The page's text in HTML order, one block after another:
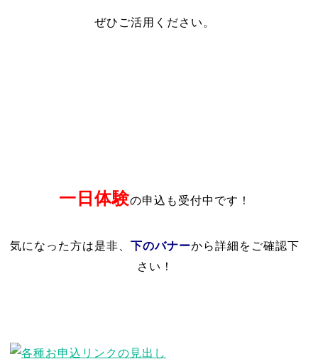
ぜひご活用ください。
一日体験の申込も受付中です！
気になった方は是非、下のバナーから詳細をご確認下
さい！